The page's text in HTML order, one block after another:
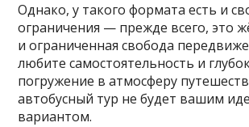
Однако, у такого формата есть и
ограничения — прежде всего, это
и ограниченная свобода
любите самостоятельность и
погружение в атмосферу
автобусный тур не будет вашим
вариантом.